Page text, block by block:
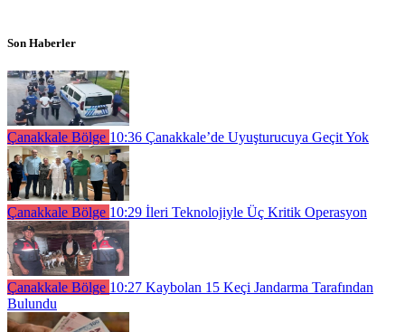
Son Haberler
Çanakkale Bölge 10:36 Çanakkale’de Uyuşturucuya Geçit Yok
Çanakkale Bölge 10:29 İleri Teknolojiyle Üç Kritik Operasyon
Çanakkale Bölge 10:27 Kaybolan 15 Keçi Jandarma Tarafından
Bulundu